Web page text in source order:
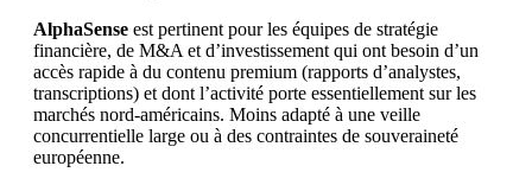
AlphaSense est pertinent pour les équipes de stratégie
financière, de M&A et d’investissement qui ont besoin d’un
accès rapide à du contenu premium (rapports d’analystes,
transcriptions) et dont l’activité porte essentiellement sur les
marchés nord-américains. Moins adapté à une veille
concurrentielle large ou à des contraintes de souveraineté
européenne.